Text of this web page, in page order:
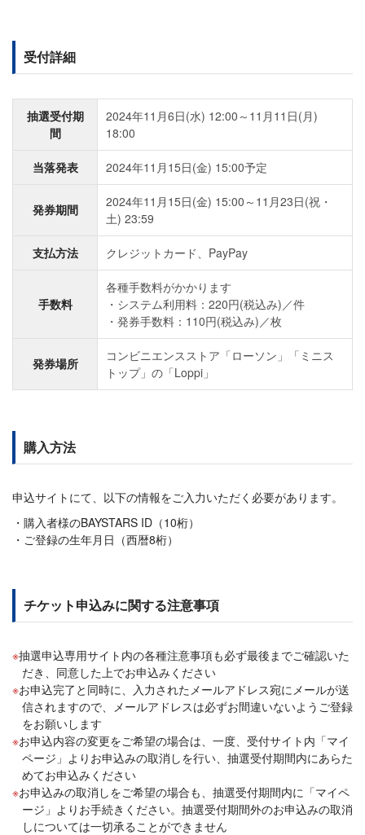
受付詳細
抽選受付期
間
2024年11月6日(水) 12:00～11月11日(月)
18:00
当落発表 2024年11月15日(金) 15:00予定
発券期間
2024年11月15日(金) 15:00～11月23日(祝・
土) 23:59
支払方法 クレジットカード、PayPay
手数料
各種手数料がかかります
システム利用料：220円(税込み)／件
発券手数料：110円(税込み)／枚
発券場所
コンビニエンスストア「ローソン」「ミニス
トップ」の「Loppi」
購入方法
申込サイトにて、以下の情報をご入力いただく必要があります。
購入者様のBAYSTARS ID（10桁）
ご登録の生年月日（西暦8桁）
チケット申込みに関する注意事項
抽選申込専用サイト内の各種注意事項も必ず最後までご確認いた
だき、同意した上でお申込みください
お申込完了と同時に、入力されたメールアドレス宛にメールが送
信されますので、メールアドレスは必ずお間違いないようご登録
をお願いします
お申込内容の変更をご希望の場合は、一度、受付サイト内「マイ
ページ」よりお申込みの取消しを行い、抽選受付期間内にあらた
めてお申込みください
お申込みの取消しをご希望の場合も、抽選受付期間内に「マイペ
ージ」よりお手続きください。抽選受付期間外のお申込みの取消
しについては一切承ることができません